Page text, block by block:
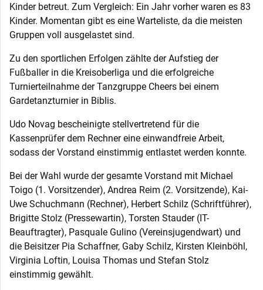
Kinder betreut. Zum Vergleich: Ein Jahr vorher waren es 83
Kinder. Momentan gibt es eine Warteliste, da die meisten
Gruppen voll ausgelastet sind.
Zu den sportlichen Erfolgen zählte der Aufstieg der
Fußballer in die Kreisoberliga und die erfolgreiche
Turnierteilnahme der Tanzgruppe Cheers bei einem
Gardetanzturnier in Biblis.
Udo Novag bescheinigte stellvertretend für die
Kassenprüfer dem Rechner eine einwandfreie Arbeit,
sodass der Vorstand einstimmig entlastet werden konnte.
Bei der Wahl wurde der gesamte Vorstand mit Michael
Toigo (1. Vorsitzender), Andrea Reim (2. Vorsitzende), Kai-
Uwe Schuchmann (Rechner), Herbert Schilz (Schriftführer),
Brigitte Stolz (Pressewartin), Torsten Stauder (IT-
Beauftragter), Pasquale Gulino (Vereinsjugendwart) und
die Beisitzer Pia Schaffner, Gaby Schilz, Kirsten Kleinböhl,
Virginia Loftin, Louisa Thomas und Stefan Stolz
einstimmig gewählt.